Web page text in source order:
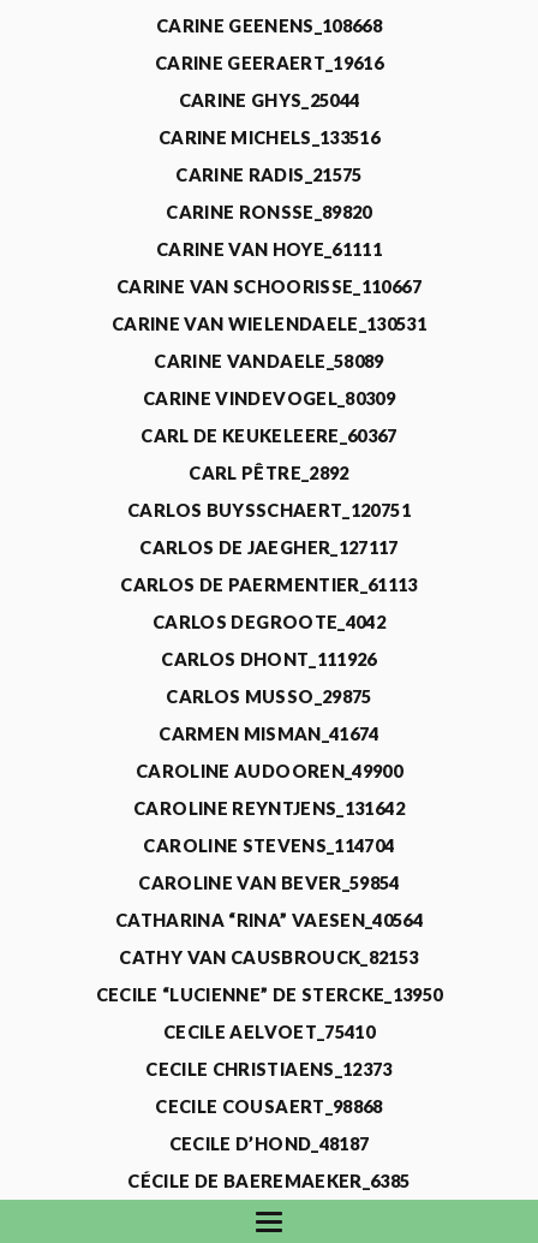
CARINE GEENENS_108668
CARINE GEERAERT_19616
CARINE GHYS_25044
CARINE MICHELS_133516
CARINE RADIS_21575
CARINE RONSSE_89820
CARINE VAN HOYE_61111
CARINE VAN SCHOORISSE_110667
CARINE VAN WIELENDAELE_130531
CARINE VANDAELE_58089
CARINE VINDEVOGEL_80309
CARL DE KEUKELEERE_60367
CARL PÊTRE_2892
CARLOS BUYSSCHAERT_120751
CARLOS DE JAEGHER_127117
CARLOS DE PAERMENTIER_61113
CARLOS DEGROOTE_4042
CARLOS DHONT_111926
CARLOS MUSSO_29875
CARMEN MISMAN_41674
CAROLINE AUDOOREN_49900
CAROLINE REYNTJENS_131642
CAROLINE STEVENS_114704
CAROLINE VAN BEVER_59854
CATHARINA “RINA” VAESEN_40564
CATHY VAN CAUSBROUCK_82153
CECILE “LUCIENNE” DE STERCKE_13950
CECILE AELVOET_75410
CECILE CHRISTIAENS_12373
CECILE COUSAERT_98868
CECILE D’HOND_48187
CÉCILE DE BAEREMAEKER_6385
CECILE DE WAELE_4731